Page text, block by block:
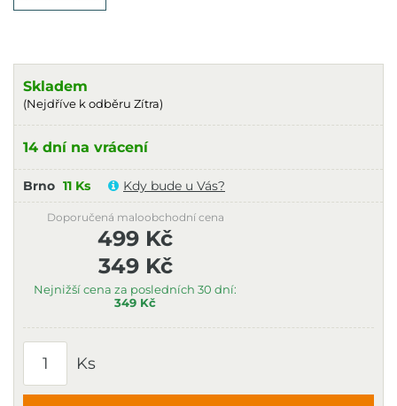
Skladem
(Nejdříve k odběru Zítra)
14 dní na vrácení
Brno 11 Ks Kdy bude u Vás?
349 Kč
Nejnižší cena za posledních 30 dní:
349 Kč
Doporučená maloobchodní cena
499 Kč
Ks